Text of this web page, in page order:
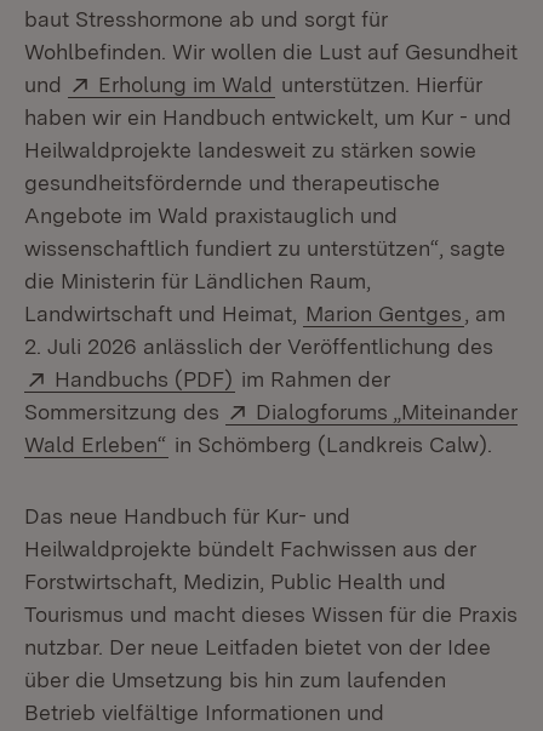
baut Stresshormone ab und sorgt für
Wohlbefinden. Wir wollen die Lust auf Gesundheit
und
Extern:
Erholung im Wald (Öffnet in neuem Fenster)
unterstützen. Hierfür
haben wir ein Handbuch entwickelt, um Kur - und
Heilwaldprojekte landesweit zu stärken sowie
gesundheitsfördernde und therapeutische
Angebote im Wald praxistauglich und
wissenschaftlich fundiert zu unterstützen“, sagte
die Ministerin für Ländlichen Raum,
Landwirtschaft und Heimat, Marion Gentges
, am
2. Juli 2026 anlässlich der Veröffentlichung des
Extern:
Handbuchs (PDF) (Öffnet in neuem Fenster)
im Rahmen der
Sommersitzung des
Extern:
Dialogforums „Miteinander
Wald Erleben“ (Öffnet in neuem Fenster)
in Schömberg (Landkreis Calw).
Das neue Handbuch für Kur- und
Heilwaldprojekte bündelt Fachwissen aus der
Forstwirtschaft, Medizin, Public Health und
Tourismus und macht dieses Wissen für die Praxis
nutzbar. Der neue Leitfaden bietet von der Idee
über die Umsetzung bis hin zum laufenden
Betrieb vielfältige Informationen und